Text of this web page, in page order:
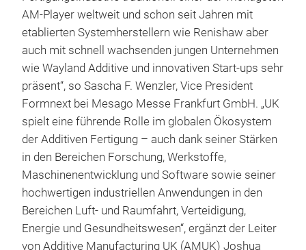
AM-Player weltweit und schon seit Jahren mit
etablierten Systemherstellern wie Renishaw aber
auch mit schnell wachsenden jungen Unternehmen
wie Wayland Additive und innovativen Start-ups sehr
präsent“, so Sascha F. Wenzler, Vice President
Formnext bei Mesago Messe Frankfurt GmbH. „UK
spielt eine führende Rolle im globalen Ökosystem
der Additiven Fertigung – auch dank seiner Stärken
in den Bereichen Forschung, Werkstoffe,
Maschinenentwicklung und Software sowie seiner
hochwertigen industriellen Anwendungen in den
Bereichen Luft- und Raumfahrt, Verteidigung,
Energie und Gesundheitswesen“, ergänzt der Leiter
von Additive Manufacturing UK (AMUK) Joshua